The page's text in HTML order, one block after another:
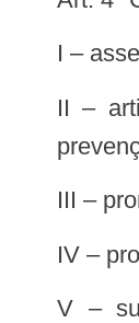
I –
II – articular com os órgãos competentes, parceiros e entidades da sociedade civil para a inclusão de ações voltadas à
III –
IV –
V – sugerir a composição de Grupos de Trabalho para discutir e avaliar ações para a sensibilização, mobilização e